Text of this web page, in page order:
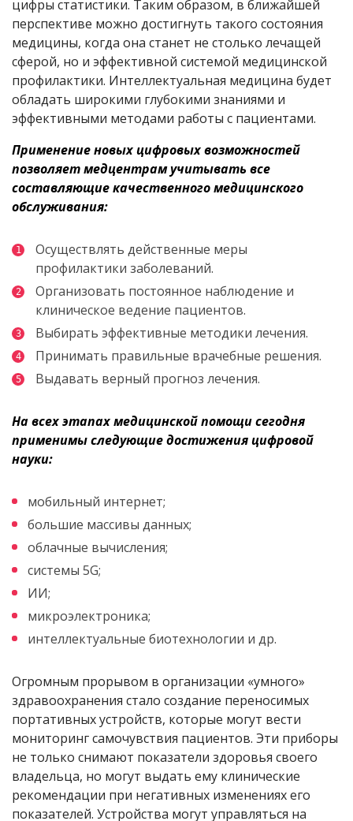
цифры статистики. Таким образом, в ближайшей
перспективе можно достигнуть такого состояния
медицины, когда она станет не столько лечащей
сферой, но и эффективной системой медицинской
профилактики. Интеллектуальная медицина будет
обладать широкими глубокими знаниями и
эффективными методами работы с пациентами.
Применение новых цифровых возможностей
позволяет медцентрам учитывать все
составляющие качественного медицинского
обслуживания:
Осуществлять действенные меры
профилактики заболеваний.
Организовать постоянное наблюдение и
клиническое ведение пациентов.
Выбирать эффективные методики лечения.
Принимать правильные врачебные решения.
Выдавать верный прогноз лечения.
На всех этапах медицинской помощи сегодня
применимы следующие достижения цифровой
науки:
мобильный интернет;
большие массивы данных;
облачные вычисления;
системы 5G;
ИИ;
микроэлектроника;
интеллектуальные биотехнологии и др.
Огромным прорывом в организации «умного»
здравоохранения стало создание переносимых
портативных устройств, которые могут вести
мониторинг самочувствия пациентов. Эти приборы
не только снимают показатели здоровья своего
владельца, но могут выдать ему клинические
рекомендации при негативных изменениях его
показателей. Устройства могут управляться на